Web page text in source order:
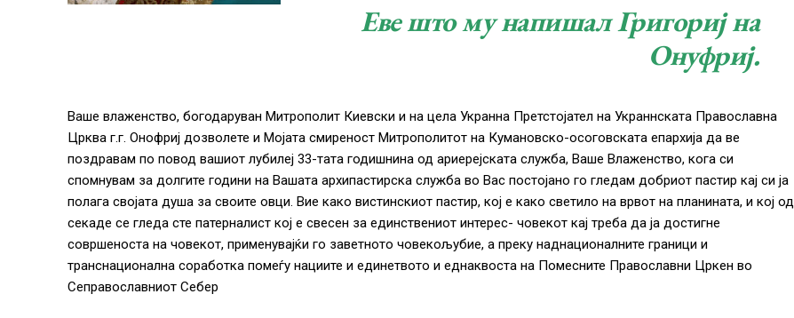
Еве што му напишал Григориј на
Онуфриј.
Ваше влаженство, богодаруван Митрополит Киевски и на цела Укранна Претстојател на Украннската Православна
Црква г.г. Онофриј дозволете и Мојата смиреност Митрополитот на Кумановско-осоговската епархија да ве
поздравам по повод вашиот лубилеј 33-тата годишнина од ариерејската служба, Ваше Влаженство, кога си
спомнувам за долгите години на Вашата архипастирска служба во Вас постојано го гледам добриот пастир кај си ја
полага својата душа за своите овци. Вие како вистинскиот пастир, кој е како светило на врвот на планината, и кој од
секаде се гледа сте патерналист кој е свесен за единствениот интерес- човекот кај треба да ја достигне
совршеноста на човекот, применувајќи го заветното човекољубие, а преку наднационалните граници и
транснационална соработка помеѓу нациите и единетвото и еднаквоста на Помесните Православни Цркен во
Сеправославниот Себер